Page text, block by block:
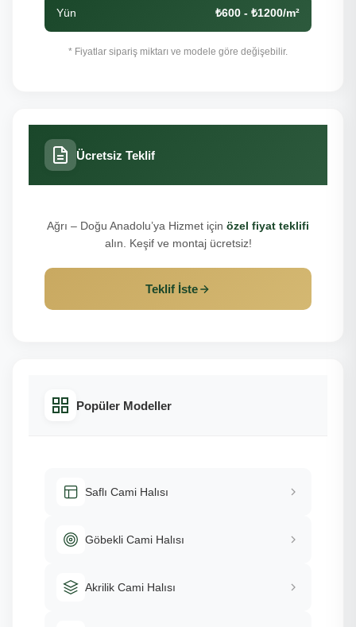
Yün ₺600 - ₺1200/m²
* Fiyatlar sipariş miktarı ve modele göre değişebilir.
Ücretsiz Teklif
Ağrı – Doğu Anadolu’ya Hizmet için özel fiyat teklifi
alın. Keşif ve montaj ücretsiz!
Teklif İste
Popüler Modeller
Saflı Cami Halısı
Göbekli Cami Halısı
Akrilik Cami Halısı